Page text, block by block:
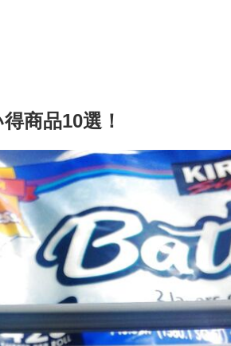
商品10選！